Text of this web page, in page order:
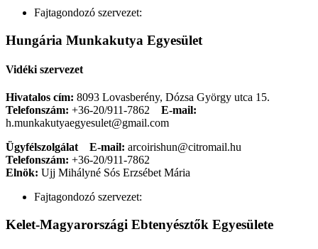
Fajtagondozó szervezet:
Hungária Munkakutya Egyesület
Vidéki szervezet
Hivatalos cím: 8093 Lovasberény, Dózsa György utca 15.
Telefonszám: +36-20/911-7862
E-mail:
h.munkakutyaegyesulet@gmail.com
Ügyfélszolgálat
E-mail: arcoirishun@citromail.hu
Telefonszám: +36-20/911-7862
Elnök: Ujj Mihályné Sós Erzsébet Mária
Fajtagondozó szervezet:
Kelet-Magyarországi Ebtenyésztők Egyesülete